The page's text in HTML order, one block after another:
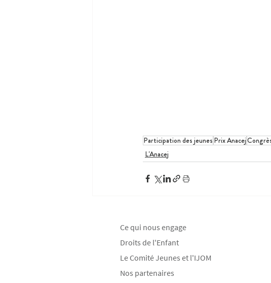
Participation des jeunes Prix Anacej
L'Anacej
Ce qui nous engage
Droits de l'Enfant
Le Comité Jeunes et l'IJOM
Nos partenaires